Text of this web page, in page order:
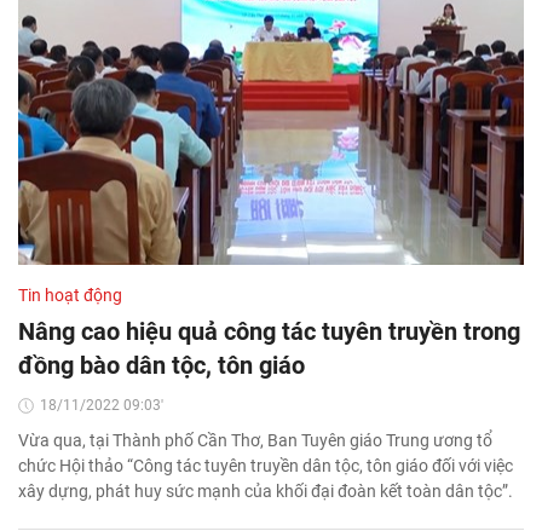
Tin hoạt động
Nâng cao hiệu quả công tác tuyên truyền trong
đồng bào dân tộc, tôn giáo
18/11/2022 09:03'
Vừa qua, tại Thành phố Cần Thơ, Ban Tuyên giáo Trung ương tổ
chức Hội thảo “Công tác tuyên truyền dân tộc, tôn giáo đối với việc
xây dựng, phát huy sức mạnh của khối đại đoàn kết toàn dân tộc”.